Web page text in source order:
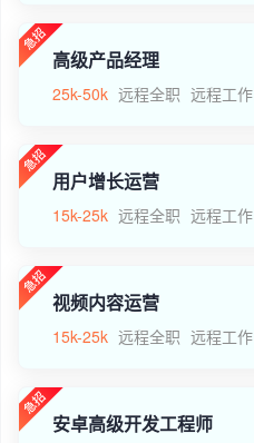
高级产品经理
25k-50k 远程全职 远程工作
用户增长运营
15k-25k 远程全职 远程工作
视频内容运营
15k-25k 远程全职 远程工作
安卓高级开发工程师